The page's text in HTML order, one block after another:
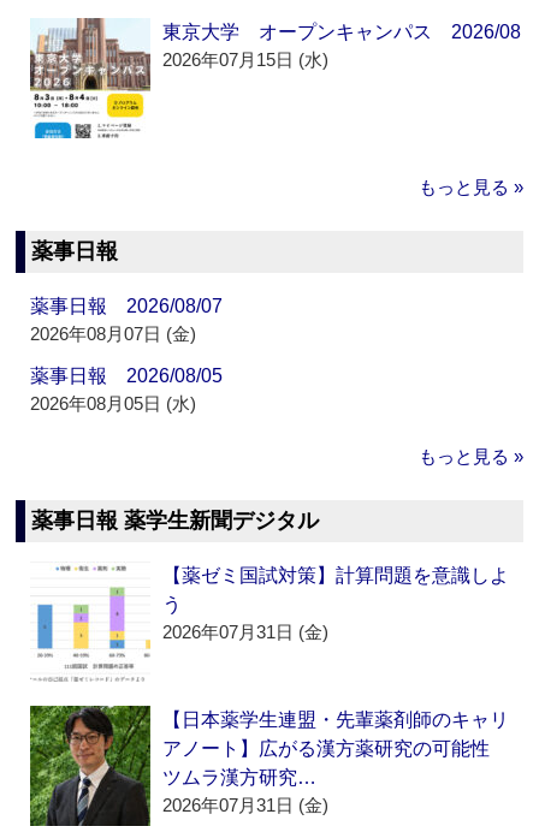
東京大学 オープンキャンパス 2026/08
2026年07月15日 (水)
もっと見る »
薬事日報
薬事日報 2026/08/07
2026年08月07日 (金)
薬事日報 2026/08/05
2026年08月05日 (水)
もっと見る »
薬事日報 薬学生新聞デジタル
【薬ゼミ国試対策】計算問題を意識しよ
う
2026年07月31日 (金)
【日本薬学生連盟・先輩薬剤師のキャリ
アノート】広がる漢方薬研究の可能性
ツムラ漢方研究…
2026年07月31日 (金)